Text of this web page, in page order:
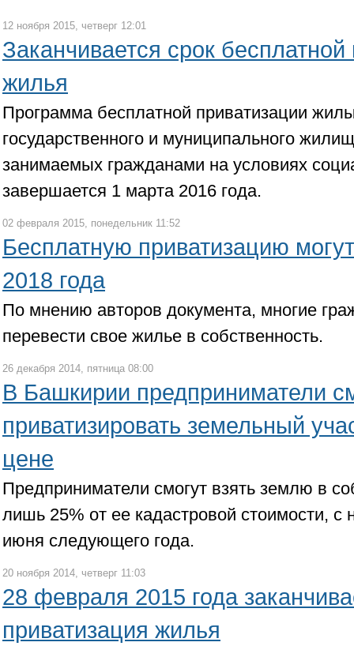
12 ноября 2015, четверг 12:01
Заканчивается срок бесплатной
жилья
Программа бесплатной приватизации
государственного и муниципального
занимаемых гражданами на условиях
завершается 1 марта 2016 года.
02 февраля 2015, понедельник 11:52
Бесплатную приватизацию
2018 года
По мнению авторов документа, многие
перевести свое жилье в собственность.
26 декабря 2014, пятница 08:00
В Башкирии предприниматели
приватизировать земельный
цене
Предприниматели смогут взять землю в
лишь 25% от ее кадастровой стоимости, с
июня следующего года.
20 ноября 2014, четверг 11:03
28 февраля 2015 года
приватизация жилья